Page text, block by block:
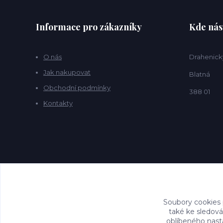
Informace pro zákazníky
O nás
Jak nakupovat
Obchodní podmínky
Kontakty
Kde
Blatná
388 01
Soubory
také ke
oblíbeného